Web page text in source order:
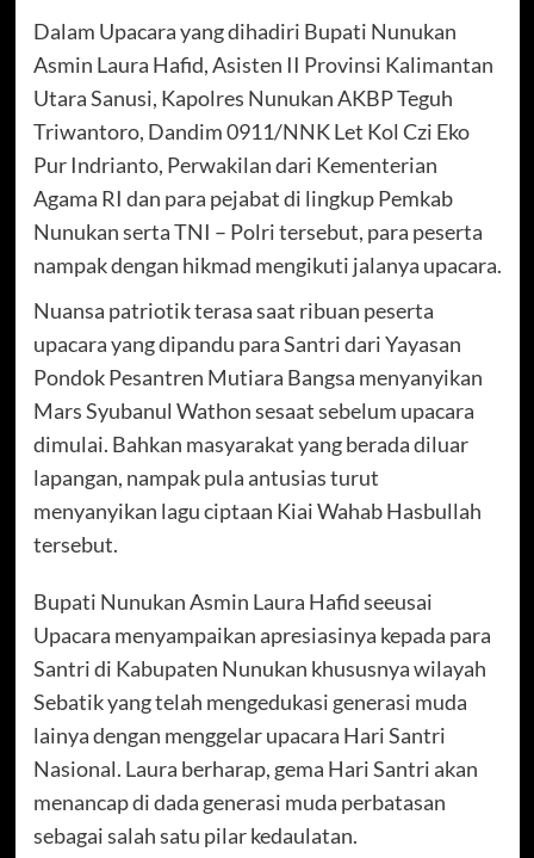
Dalam Upacara yang dihadiri Bupati Nunukan
Asmin Laura Hafid, Asisten II Provinsi Kalimantan
Utara Sanusi, Kapolres Nunukan AKBP Teguh
Triwantoro, Dandim 0911/NNK Let Kol Czi Eko
Pur Indrianto, Perwakilan dari Kementerian
Agama RI dan para pejabat di lingkup Pemkab
Nunukan serta TNI – Polri tersebut, para peserta
nampak dengan hikmad mengikuti jalanya upacara.
Nuansa patriotik terasa saat ribuan peserta
upacara yang dipandu para Santri dari Yayasan
Pondok Pesantren Mutiara Bangsa menyanyikan
Mars Syubanul Wathon sesaat sebelum upacara
dimulai. Bahkan masyarakat yang berada diluar
lapangan, nampak pula antusias turut
menyanyikan lagu ciptaan Kiai Wahab Hasbullah
tersebut.
Bupati Nunukan Asmin Laura Hafid seeusai
Upacara menyampaikan apresiasinya kepada para
Santri di Kabupaten Nunukan khususnya wilayah
Sebatik yang telah mengedukasi generasi muda
lainya dengan menggelar upacara Hari Santri
Nasional. Laura berharap, gema Hari Santri akan
menancap di dada generasi muda perbatasan
sebagai salah satu pilar kedaulatan.